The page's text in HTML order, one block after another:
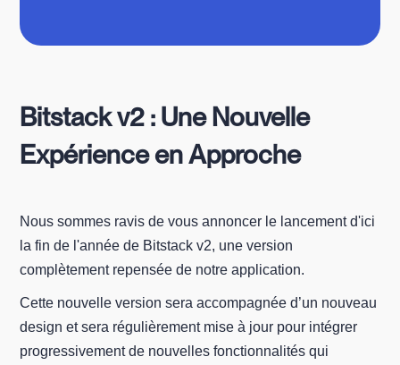
Bitstack v2 : Une Nouvelle
Expérience en Approche
Nous sommes ravis de vous annoncer le lancement d'ici
la fin de l'année de Bitstack v2, une version
complètement repensée de notre application.
Cette nouvelle version sera accompagnée d’un nouveau
design et sera régulièrement mise à jour pour intégrer
progressivement de nouvelles fonctionnalités qui